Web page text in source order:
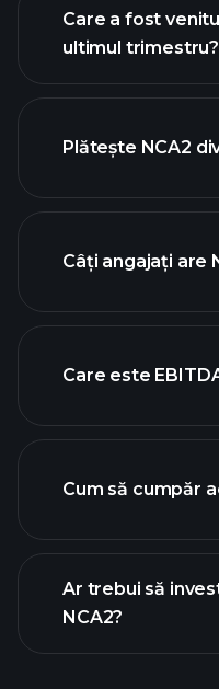
rapoartele
Care a fost
ultimul trimestru?
Plătește NCA2
Câți angajați are
Care este
rapoartele
Cum să cumpăr
Ar trebui să
NCA2?